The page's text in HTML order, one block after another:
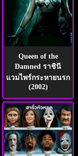
Queen of the
Damned ราชินี
แวมไพร์กระหายนรก
(2002)